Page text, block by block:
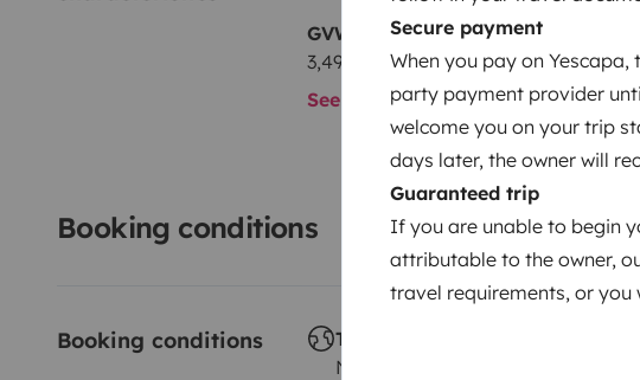
Secure payment
When you pay on
party payment provider
welcome you on your trip
days later, the owner will
Guaranteed trip
If you are unable to begin
attributable to the owner,
travel requirements, or you
GVW
3,499 kg
See all characteristics
Booking conditions
Booking conditions
Travelling abroad ?
Not allowed